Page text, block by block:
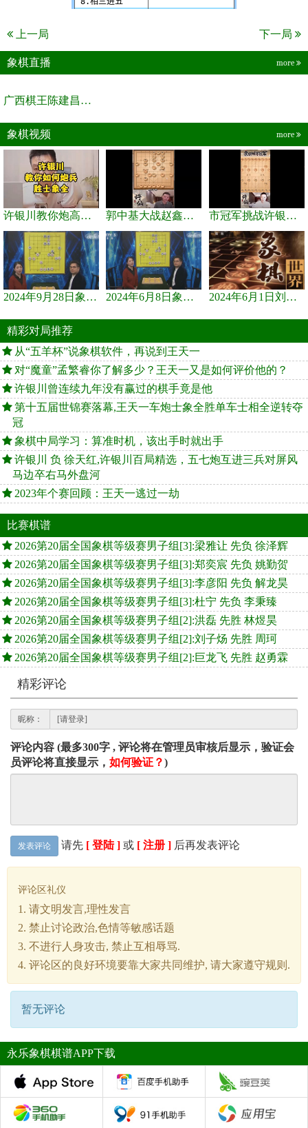
上一局 下一局
象棋直播 more
广西棋王陈建昌直播间
象棋视频 more
许银川教你炮高兵士象全如何赢士象全，简单四步即可 郭中基大战赵鑫鑫，许银川激情讲解 市冠军挑战许银川，急进中兵变化真激烈！
2024年9月28日象棋世界栏目，刘君、蒋川讲解了第九届杨官璘杯象棋... 2024年6月8日象棋世界，刘君、蒋川讲解了第九届杨官璘杯全国象棋... 2024年6月1日刘君、蒋川讲解第三届上海杯象棋大师赛谢靖与李少庚...
精彩对局推荐
从“五羊杯”说象棋软件，再说到王天一
对“魔童”孟繁睿你了解多少？王天一又是如何评价他的？
许银川曾连续九年没有赢过的棋手竟是他
第十五届世锦赛落幕,王天一车炮士象全胜单车士相全逆转夺
冠
象棋中局学习：算准时机，该出手时就出手
许银川 负 徐天红,许银川百局精选，五七炮互进三兵对屏风
马边卒右马外盘河
2023年个赛回顾：王天一逃过一劫
比赛棋谱
2026第20届全国象棋等级赛男子组[3]:梁雅让 先负 徐泽辉
2026第20届全国象棋等级赛男子组[3]:郑奕宸 先负 姚勤贺
2026第20届全国象棋等级赛男子组[3]:李彦阳 先负 解龙昊
2026第20届全国象棋等级赛男子组[3]:杜宁 先负 李秉臻
2026第20届全国象棋等级赛男子组[2]:洪磊 先胜 林煜昊
2026第20届全国象棋等级赛男子组[2]:刘子炀 先胜 周珂
2026第20届全国象棋等级赛男子组[2]:巨龙飞 先胜 赵勇霖
精彩评论
昵称：
评论内容 (最多300字 , 评论将在管理员审核后显示，验证会
员评论将直接显示， 如何验证？)
发表评论 请先 [ 登陆 ] 或 [ 注册 ] 后再发表评论
评论区礼仪
1. 请文明发言,理性发言
2. 禁止讨论政治,色情等敏感话题
3. 不进行人身攻击, 禁止互相辱骂.
4. 评论区的良好环境要靠大家共同维护, 请大家遵守规则.
暂无评论
永乐象棋棋谱APP下载